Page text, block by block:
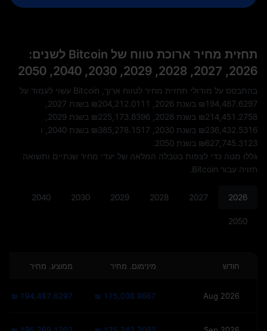
תחזית מחיר ארוכת טווח של Bitcoin לשנים:
2026, 2027, 2028, 2029, 2030, 2040, 2050
בהתבסס על מודולי תחזית מחיר לטווח ארוך, Bitcoin עשוי לעמוד על
₪194,487.6297 בשנת 2026, ₪204,212.0111 בשנת 2027,
₪214,451.2758 בשנת 2028, ₪225,173.8396 בשנת 2029,
₪236,432.5316 בשנת 2030, ₪385,278.1517 בשנת 2040, ו
₪627,745.3123 בשנת 2050.
גללו מטה כדי לצפות בטבלה המלאה של יעדי מחיר שנתיים ותשואה
חזויה עבור Bitcoin.
2026
2027
2028
2029
2030
2040
2050
חודש מינימום. מחיר ממוצע. מחיר
Aug 2026
₪ 175,038.8667
₪ 194,487.6297